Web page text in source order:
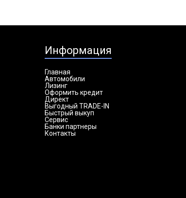
Информация
Главная
Автомобили
Лизинг
Оформить кредит
Директ
Выгодный TRADE-IN
Быстрый выкуп
Сервис
Банки партнеры
Контакты